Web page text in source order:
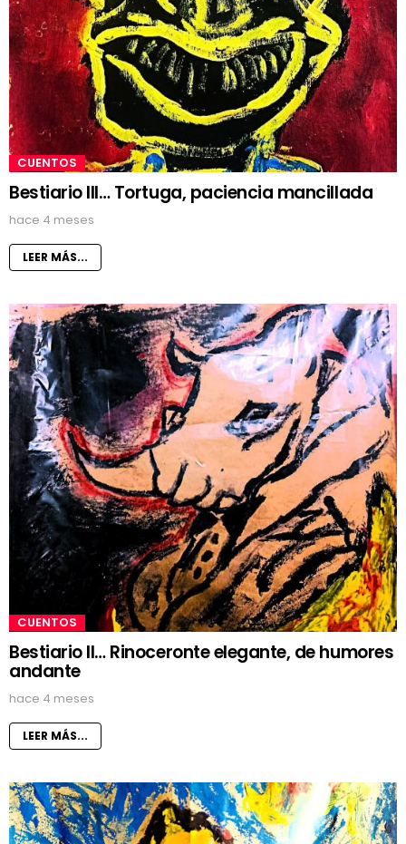
CUENTOS
Bestiario III… Tortuga, paciencia mancillada
hace 4 meses
LEER MÁS...
CUENTOS
Bestiario II… Rinoceronte elegante, de humores
andante
hace 4 meses
LEER MÁS...